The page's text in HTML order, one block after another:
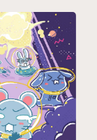
己的心念，已
自己】